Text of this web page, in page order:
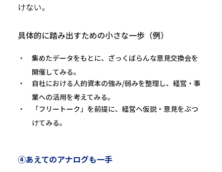
けない。
具体的に踏み出すための小さな一歩（例）
集めたデータをもとに、ざっくばらんな意見交換会を
開催してみる。
自社における人的資本の強み/弱みを整理し、経営・事
業への活用を考えてみる。
「フリートーク」を前提に、経営へ仮説・意見をぶつ
けてみる。
④あえてのアナログも一手